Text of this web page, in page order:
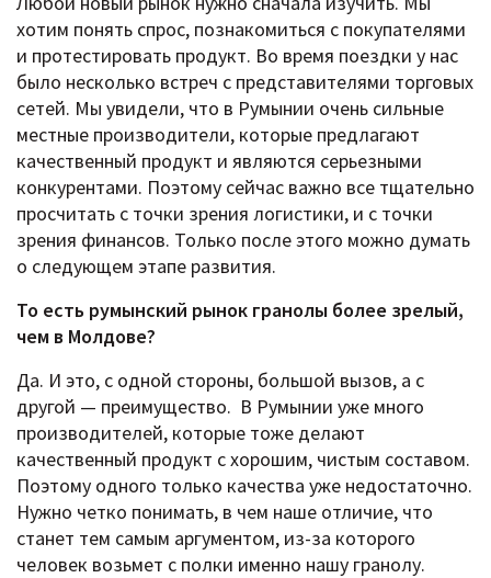
хотим понять спрос, познакомиться с покупателями
и протестировать продукт. Во время поездки у нас
было несколько встреч с представителями торговых
сетей. Мы увидели, что в Румынии очень сильные
местные производители, которые предлагают
качественный продукт и являются серьезными
конкурентами. Поэтому сейчас важно все тщательно
просчитать с точки зрения логистики, и с точки
зрения финансов. Только после этого можно думать
о следующем этапе развития.
То есть румынский рынок гранолы более зрелый,
чем в Молдове?
Да. И это, с одной стороны, большой вызов, а с
другой — преимущество. В Румынии уже много
производителей, которые тоже делают
качественный продукт с хорошим, чистым составом.
Поэтому одного только качества уже недостаточно.
Нужно четко понимать, в чем наше отличие, что
станет тем самым аргументом, из-за которого
человек возьмет с полки именно нашу гранолу.